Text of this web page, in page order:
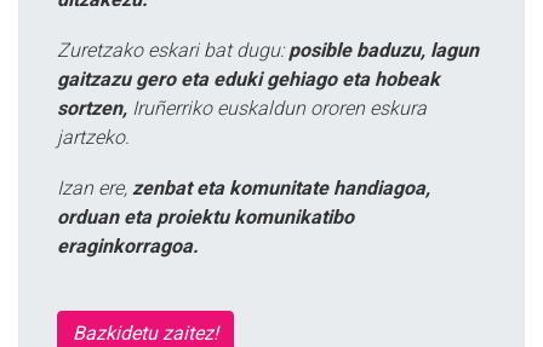
Zuretzako eskari bat dugu: posible baduzu, lagun
gaitzazu gero eta eduki gehiago eta hobeak
sortzen, Iruñerriko euskaldun ororen eskura
jartzeko.
Izan ere, zenbat eta komunitate handiagoa,
orduan eta proiektu komunikatibo
eraginkorragoa.
Bazkidetu zaitez!